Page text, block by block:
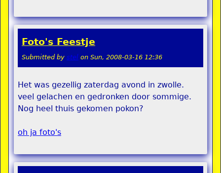
Foto's Feestje
Submitted by stel on Sun, 2008-03-16 12:36
Het was gezellig zaterdag avond in zwolle.
veel gelachen en gedronken door sommige.
Nog heel thuis gekomen pokon?
oh ja foto's